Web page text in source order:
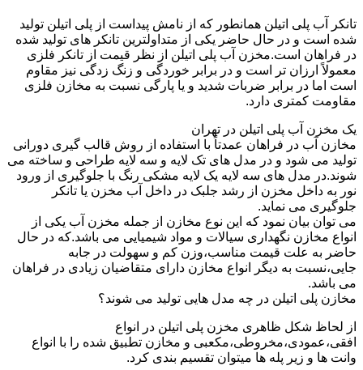
تانکر آب پلی اتیلن همانطور که از نامش پیداست از پلی اتیلن تولید
شده است و در حال حاضر یکی از متداولترین تانکر های تولید شده
در فراهان است.مخزن آب پلی اتیلن از نظر قیمت از تانکر فلزی
معمولاً ارزان تر است و در برابر خوردگی و زنگ زدگی نیز مقاوم
است اما در برابر ضربات شدید و یا پارگی نسبت به مخازن فلزی
مقاومت کمتری دارد.
یک مخزن آب پلی اتیلن در تهران
مخازن آب در فراهان عمدتاً با استفاده از روش قالب گیری دورانی
تولید می شود و در مدل های تک لایه و سه لایه طراحی و ساخته می
شوند.در مدل های سه لایه یک لایه مشکی رنگ با جلوگیری از ورود
نور به داخل مخزن از رشد جلبک در داخل آب مخزن یا تانکر
جلوگیری می نماید.
می توان بیان نمود که این نوع مخازن از جمله مخزن آب یکی از
انواع مخازن نگهداری سیالات و مواد شیمیایی می باشد.که در حال
حاضر به علت قیمت مناسب،وزن کم و سهولت در جابه
جایی،نسبت به دیگر انواع مخازن دارای متقاضیان زیادی در فراهان
می باشد.
مخازن پلی اتیلن در چه مدل هایی تولید می شوند؟
از لحاظ شکل ظاهری مخزن پلی اتیلن در انواع
افقی،عمودی،مخروطی،مکعبی و مخازن تطبیق شده را با انواع
وانت ها و زیر پله ها میتوان تقسیم بندی کرد.